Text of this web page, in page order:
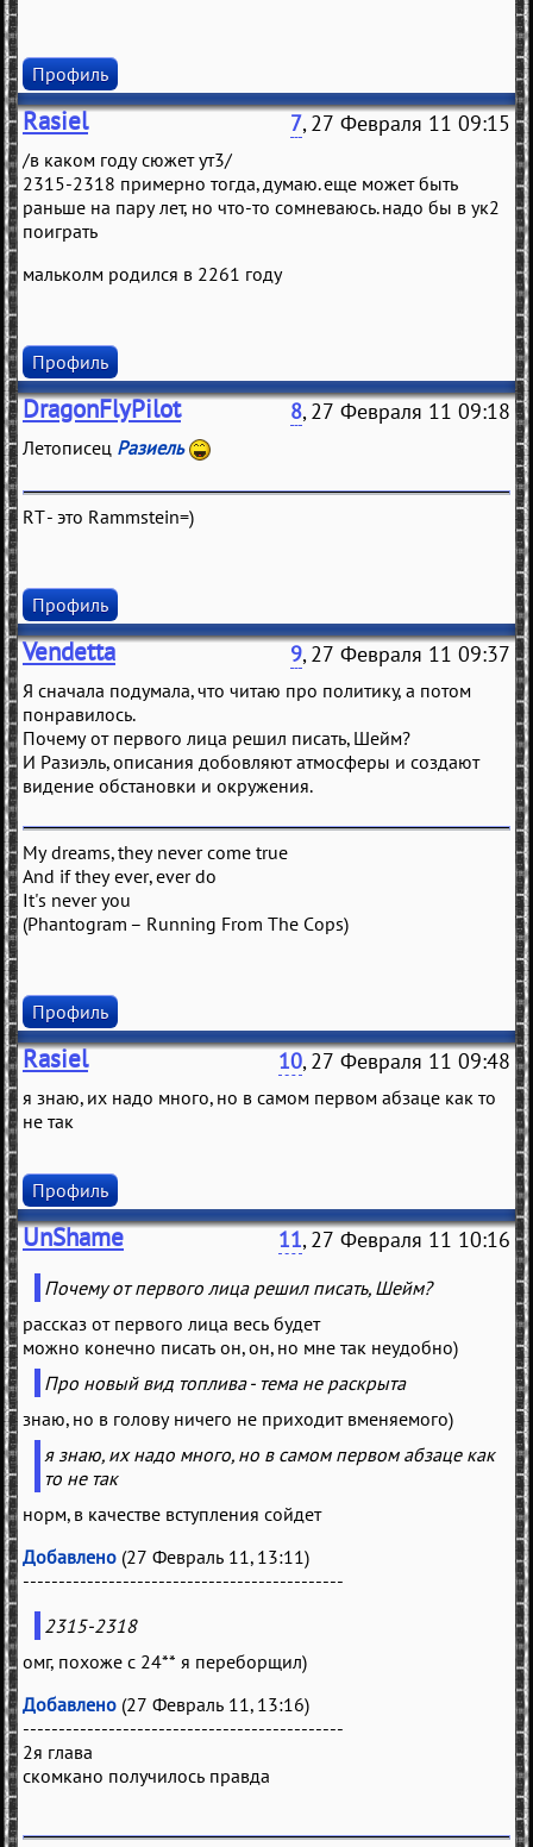
Профиль
Rasiel 7, 27 Февраля 11 09:15
/в каком году сюжет ут3/
2315-2318 примерно тогда, думаю. еще может быть
раньше на пару лет, но что-то сомневаюсь. надо бы в ук2
поиграть
мальколм родился в 2261 году
Профиль
DragonFlyPilot 8, 27 Февраля 11 09:18
Летописец Разиель
RT - это Rammstein=)
Профиль
Vendetta 9, 27 Февраля 11 09:37
Я сначала подумала, что читаю про политику, а потом
понравилось.
Почему от первого лица решил писать, Шейм?
И Разиэль, описания добовляют атмосферы и создают
видение обстановки и окружения.
My dreams, they never come true
And if they ever, ever do
It's never you
(Phantogram – Running From The Cops)
Профиль
Rasiel 10, 27 Февраля 11 09:48
я знаю, их надо много, но в самом первом абзаце как то
не так
Профиль
UnShame 11, 27 Февраля 11 10:16
Почему от первого лица решил писать, Шейм?
рассказ от первого лица весь будет
можно конечно писать он, он, но мне так неудобно)
Про новый вид топлива - тема не раскрыта
знаю, но в голову ничего не приходит вменяемого)
я знаю, их надо много, но в самом первом абзаце как
то не так
норм, в качестве вступления сойдет
Добавлено (27 Февраль 11, 13:11)
---------------------------------------------
2315-2318
омг, похоже с 24** я переборщил)
Добавлено (27 Февраль 11, 13:16)
---------------------------------------------
2я глава
скомкано получилось правда